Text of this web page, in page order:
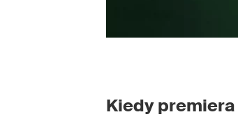
Kiedy premiera